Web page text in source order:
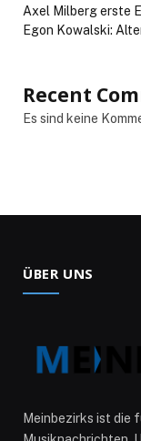
Axel Milberg erste
Egon Kowalski:
Recent
Es sind keine
ÜBER UNS
Meinbezirks ist die